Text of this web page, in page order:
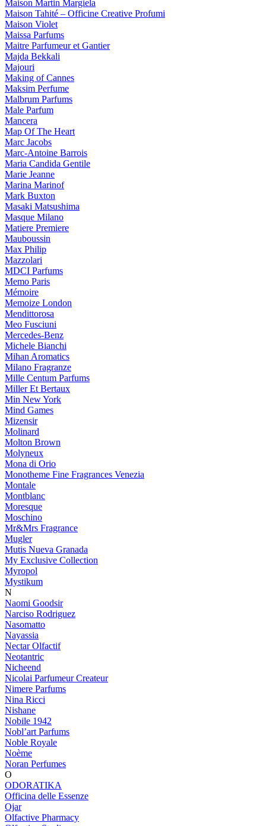
Maison Martin Margiela
Maison Tahité – Officine Creative Profumi
Maison Violet
Maissa Parfums
Maitre Parfumeur et Gantier
Majda Bekkali
Majouri
Making of Cannes
Maksim Perfume
Malbrum Parfums
Male Parfum
Mancera
Map Of The Heart
Marc Jacobs
Marc-Antoine Barrois
Maria Candida Gentile
Marie Jeanne
Marina Marinof
Mark Buxton
Masaki Matsushima
Masque Milano
Matiere Premiere
Mauboussin
Max Philip
Mazzolari
MDCI Parfums
Memo Paris
Mémoire
Memoize London
Mendittorosa
Meo Fusciuni
Mercedes-Benz
Michele Bianchi
Mihan Aromatics
Milano Fragranze
Mille Centum Parfums
Miller Et Bertaux
Min New York
Mind Games
Mizensir
Molinard
Molton Brown
Molyneux
Mona di Orio
Monotheme Fine Fragrances Venezia
Montale
Montblanc
Moresque
Moschino
Mr&Mrs Fragrance
Mugler
Mutis Nueva Granada
My Exclusive Collection
Myropol
Mystikum
N
Naomi Goodsir
Narciso Rodriguez
Nasomatto
Nayassia
Nectar Olfactif
Neotantric
Nicheend
Nicolai Parfumeur Createur
Nimere Parfums
Nina Ricci
Nishane
Nobile 1942
Nobl’art Parfums
Noble Royale
Noème
Noran Perfumes
O
ODORATIKA
Officina delle Essenze
Ojar
Olfactive Pharmacy